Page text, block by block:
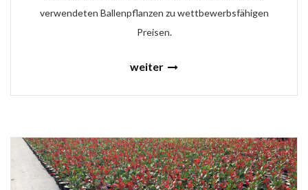
verwendeten Ballenpflanzen zu wettbewerbsfähigen
Preisen.
weiter